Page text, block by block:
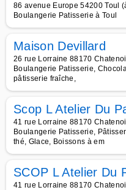
86 avenue Europe 54200 Toul
Boulangerie Patisserie à Toul
Maison Devillard
26 rue Lorraine 88170
Boulangerie Patisserie,
pâtisserie fraîche,
Scop L Atelier Du
41 rue Lorraine 88170
Boulangerie Patisserie,
thé, Glace, Boissons à em
SCOP L Atelier Du
41 rue Lorraine 88170